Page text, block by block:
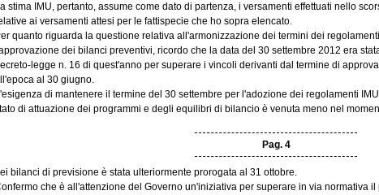
stima IMU, pertanto, assume come dato di partenza, i versamenti effettuati nello
ai versamenti attesi per le fattispecie che ho sopra elencato.
quanto riguarda la questione relativa all'armonizzazione dei termini dei
dei bilanci preventivi, ricordo che la data del 30 settembre 2012 era
legge n. 16 di quest'anno per superare i vincoli derivanti dal termine di
al 30 giugno.
di mantenere il termine del 30 settembre per l'adozione dei regolamenti
di attuazione dei programmi e degli equilibri di bilancio è venuta meno nel
Pag. 4
bilanci di previsione è stata ulteriormente prorogata al 31 ottobre.
che è all'attenzione del Governo un'iniziativa per superare in via normativa